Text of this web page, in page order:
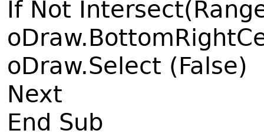
If Not
oDraw.Select (False)
Next
End Sub